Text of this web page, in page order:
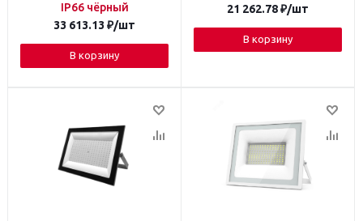
IP66 чёрный
33 613.13 ₽/шт
В корзину
21 262.78₽/шт
В корзину